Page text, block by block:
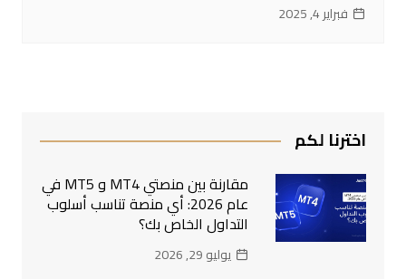
فبراير 4, 2025
اخترنا لكم
مقارنة بين منصتي MT4 و MT5 في
عام 2026: أي منصة تناسب أسلوب
التداول الخاص بك؟
يوليو 29, 2026